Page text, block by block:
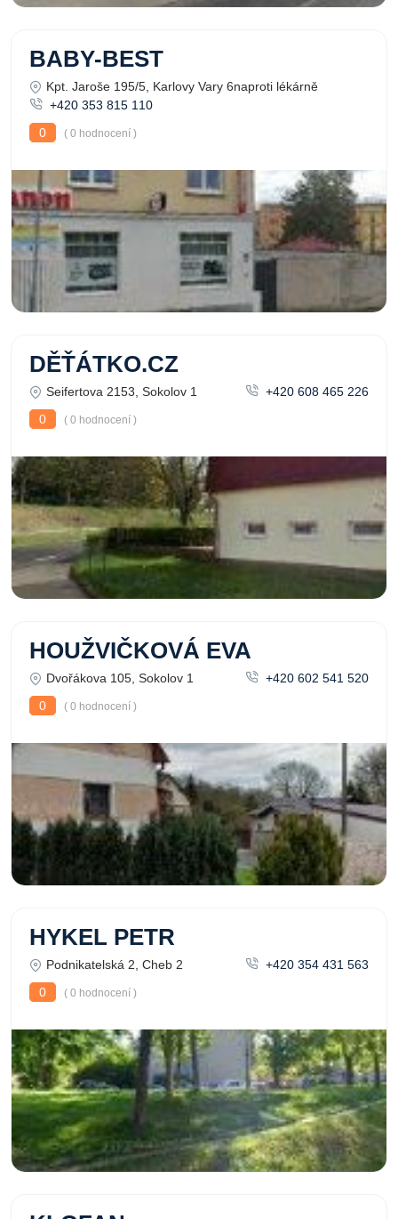
BABY-BEST
Kpt. Jaroše 195/5, Karlovy Vary 6naproti lékárně
+420 353 815 110
0
( 0 hodnocení )
DĚŤÁTKO.CZ
Seifertova 2153, Sokolov 1
+420 608 465 226
0
( 0 hodnocení )
HOUŽVIČKOVÁ EVA
Dvořákova 105, Sokolov 1
+420 602 541 520
0
( 0 hodnocení )
HYKEL PETR
Podnikatelská 2, Cheb 2
+420 354 431 563
0
( 0 hodnocení )